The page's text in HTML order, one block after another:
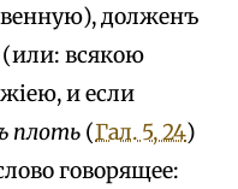
долженъ
(или: всякою
и если
плоть (Гал. 5, 24)
говорящее: